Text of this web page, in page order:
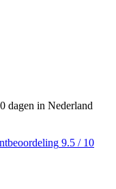
dagen in Nederland
9.5 / 10